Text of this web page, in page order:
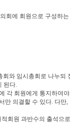
회에 회원으로 구성하
회와 임시총회로 나누되
된다.
각 회원에게 통지하여
만 의결할 수 있다. 다만,
적회원 과반수의 출석으